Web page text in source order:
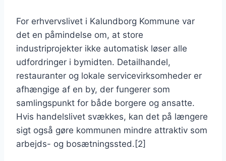
For erhvervslivet i Kalundborg Kommune var
det en påmindelse om, at store
industriprojekter ikke automatisk løser alle
udfordringer i bymidten. Detailhandel,
restauranter og lokale servicevirksomheder er
afhængige af en by, der fungerer som
samlingspunkt for både borgere og ansatte.
Hvis handelslivet svækkes, kan det på længere
sigt også gøre kommunen mindre attraktiv som
arbejds- og bosætningssted.[2]